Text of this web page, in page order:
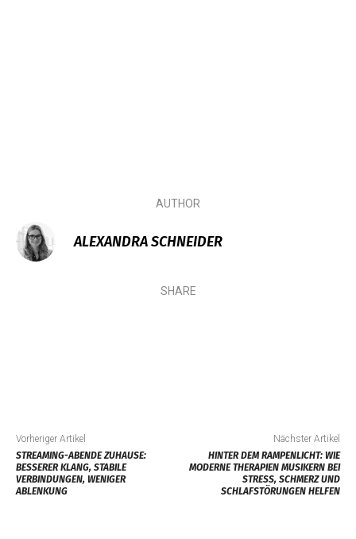
AUTHOR
ALEXANDRA SCHNEIDER
SHARE
Vorheriger Artikel
STREAMING-ABENDE ZUHAUSE:
BESSERER KLANG, STABILE
VERBINDUNGEN, WENIGER
ABLENKUNG
Nächster Artikel
HINTER DEM RAMPENLICHT: WIE
MODERNE THERAPIEN MUSIKERN BEI
STRESS, SCHMERZ UND
SCHLAFSTÖRUNGEN HELFEN